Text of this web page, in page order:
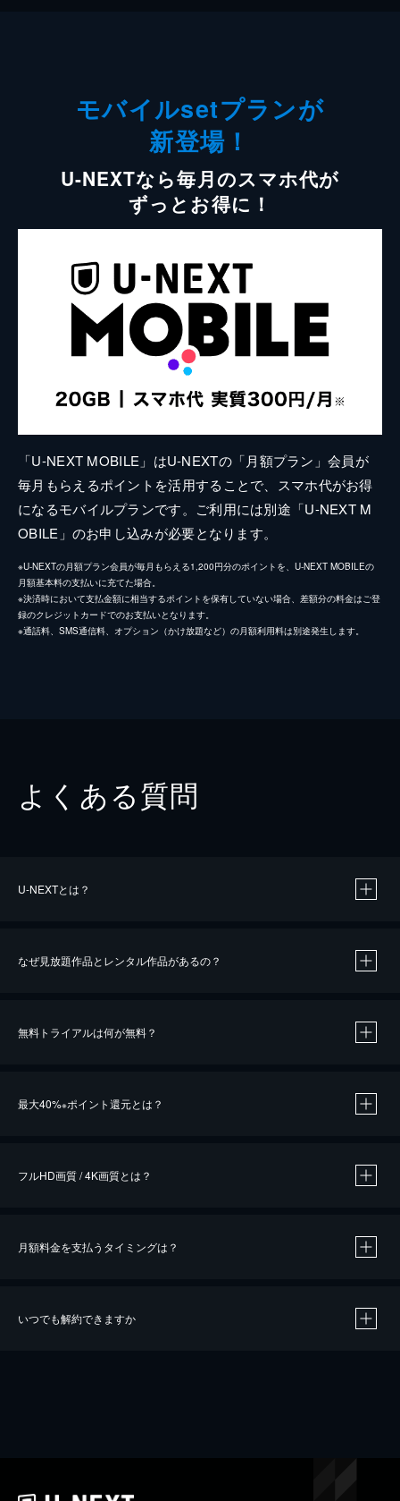
モバイルsetプランが
新登場！
U-NEXTなら毎月のスマホ代が
ずっとお得に！
「U-NEXT MOBILE」はU-NEXTの「月額プラン」会員が
毎月もらえるポイントを活用することで、スマホ代がお得
になるモバイルプランです。ご利用には別途「U-NEXT M
OBILE」のお申し込みが必要となります。
※U-NEXTの月額プラン会員が毎月もらえる1,200円分のポイントを、U-NEXT MOBILEの
月額基本料の支払いに充てた場合。
※決済時において支払金額に相当するポイントを保有していない場合、差額分の料金はご登
録のクレジットカードでのお支払いとなります。
※通話料、SMS通信料、オプション（かけ放題など）の月額利用料は別途発生します。
よくある質問
U-NEXTとは？
なぜ見放題作品とレンタル作品があるの？
無料トライアルは何が無料？
最大40%※ポイント還元とは？
※40％ポイント還元の対象は、クレジットカード決済による作品の購入 / レンタルです。
iOSアプリのUコイン決済による作品の購入 / レンタルは、20％のポイント還元です。
フルHD画質 / 4K画質とは？
月額料金を支払うタイミングは？
いつでも解約できますか